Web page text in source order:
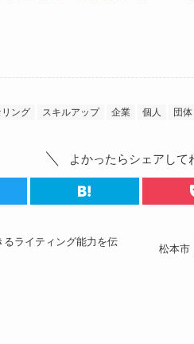
ング スキルアップ 企業 個人 団体
よかったらシェアして
ライティング能力を伝
松本市